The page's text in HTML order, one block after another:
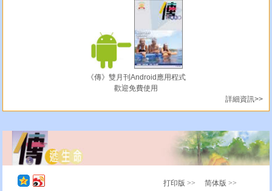
《傳》雙月刊Android應用程式
歡迎免費使用
詳細資訊>>
打印版 >> 简体版 >>